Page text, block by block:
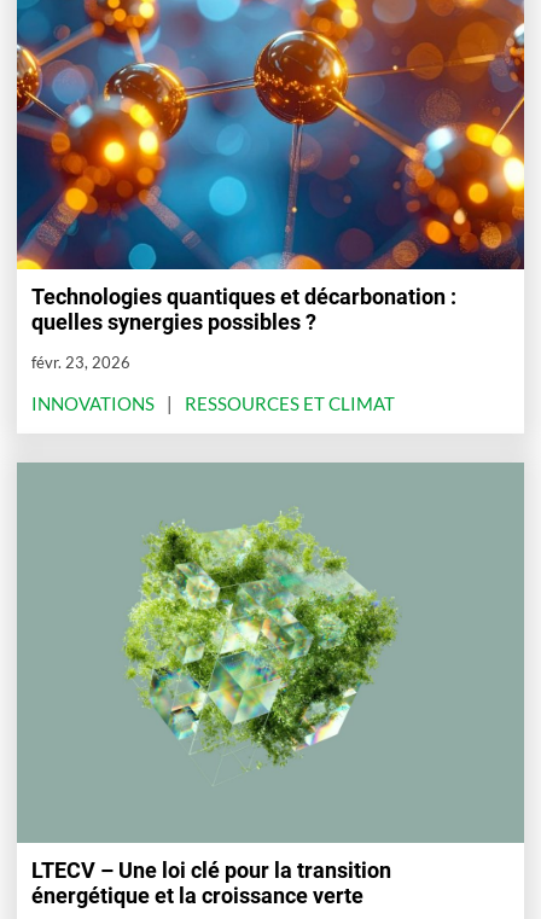
Technologies quantiques et décarbonation :
quelles synergies possibles ?
févr. 23, 2026
INNOVATIONS RESSOURCES ET CLIMAT
LTECV – Une loi clé pour la transition
énergétique et la croissance verte